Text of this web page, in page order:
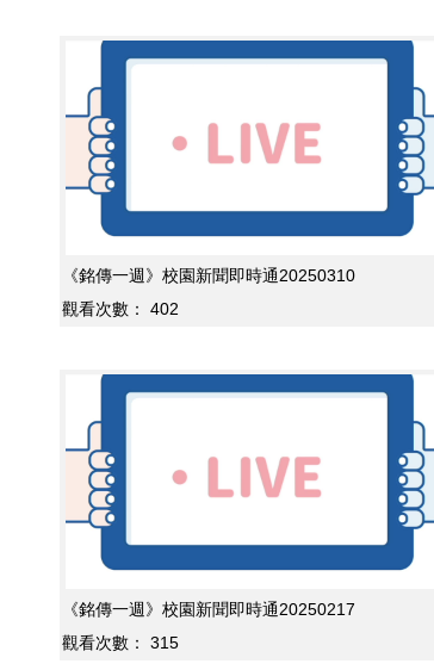
《銘傳一週》校園新聞即時通20250310
觀看次數：
402
《銘傳一週》校園新聞即時通20250217
觀看次數：
315